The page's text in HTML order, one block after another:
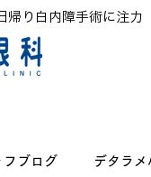
帰り白内障手術に注力
フブログ デタラメ